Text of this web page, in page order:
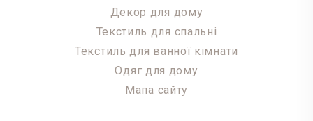
Декор для дому
Текстиль для спальні
Текстиль для ванної кімнати
Одяг для дому
Мапа сайту